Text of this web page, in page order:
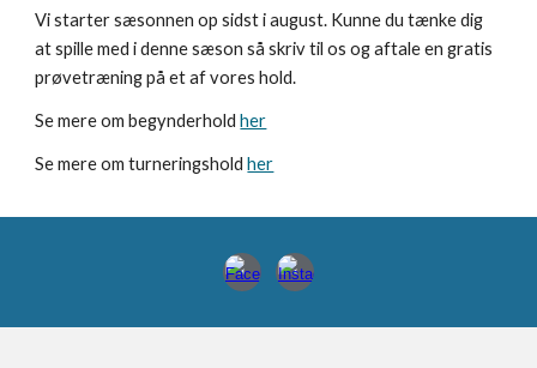
Vi starter sæsonnen op sidst i august. Kunne du tænke dig
at spille med i denne sæson så skriv til os og aftale en gratis
prøvetræning på et af vores hold.
Se mere om begynderholdher
Se mere om turneringsholdher